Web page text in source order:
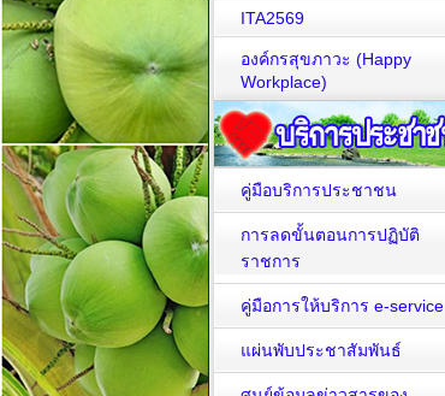
ITA2569
องค์กรสุขภาวะ (Happy
Workplace)
คู่มือบริการประชาชน
การลดขั้นตอนการปฏิบัติ
ราชการ
คู่มือการให้บริการ e-service
แผ่นพับประชาสัมพันธ์